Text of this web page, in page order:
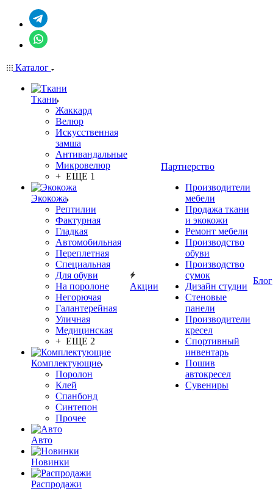
Каталог
Ткани
Жаккард
Велюр
Искусственная
замша
Антивандальные
Микровелюр
+ ЕЩЕ 1
Экокожа
Рептилии
Фактурная
Гладкая
Автомобильная
Переплетная
Специальная
Для обуви
На поролоне
Негорючая
Галантерейная
Уличная
Медицинская
+ ЕЩЕ 2
Комплектующие
Поролон
Клей
Спанбонд
Синтепон
Прочее
Авто
Новинки
Распродажи
Акции
Партнерство
Производители
мебели
Продажа ткани
и экокожи
Ремонт мебели
Производство
обуви
Производство
сумок
Дизайн студии
Стеновые
панели
Производители
кресел
Спортивный
инвентарь
Пошив
автокресел
Сувениры
Блог